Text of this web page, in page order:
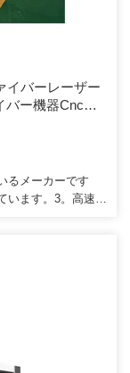
イバーレーザー
バー機器Cncレ
板用ファイバ
るメーカーです
います。3。高速切